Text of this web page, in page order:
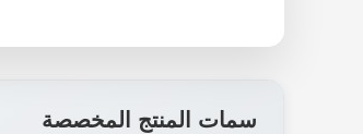
سمات المنتج المخصصة